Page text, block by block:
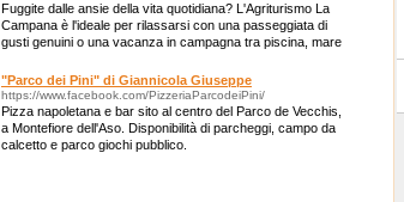
Fuggite dalle ansie della vita quotidiana? L'Agriturismo La
Campana è l'ideale per rilassarsi con una passeggiata di
gusti genuini o una vacanza in campagna tra piscina, mare
"Parco dei Pini" di Giannicola Giuseppe
https://www.facebook.com/PizzeriaParcodeiPini/
Pizza napoletana e bar sito al centro del Parco de Vecchis,
a Montefiore dell'Aso. Disponibilità di parcheggi, campo da
calcetto e parco giochi pubblico.